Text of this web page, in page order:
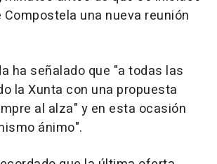
Compostela una nueva reunión
ha señalado que "a todas las
la Xunta con una propuesta
al alza" y en esta ocasión
ánimo".